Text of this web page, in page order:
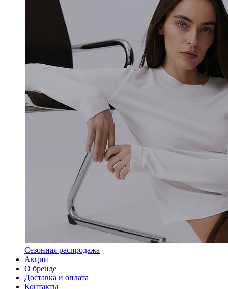
Сезонная распродажа
Акции
О бренде
Доставка и оплата
Контакты